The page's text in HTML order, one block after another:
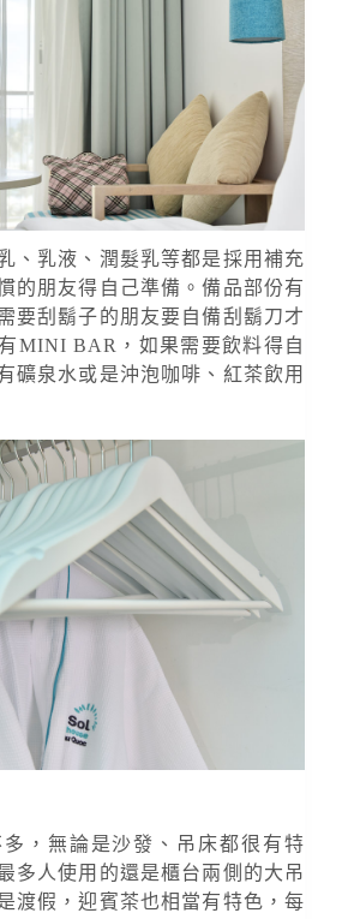
、乳液、潤髮乳等都是採用補充
的朋友得自己準備。備品部份有
要刮鬍子的朋友要自備刮鬍刀才
MINI BAR，如果需要飲料得自
礦泉水或是沖泡咖啡、紅茶飲用
，無論是沙發、吊床都很有特
多人使用的還是櫃台兩側的大吊
渡假，迎賓茶也相當有特色，每